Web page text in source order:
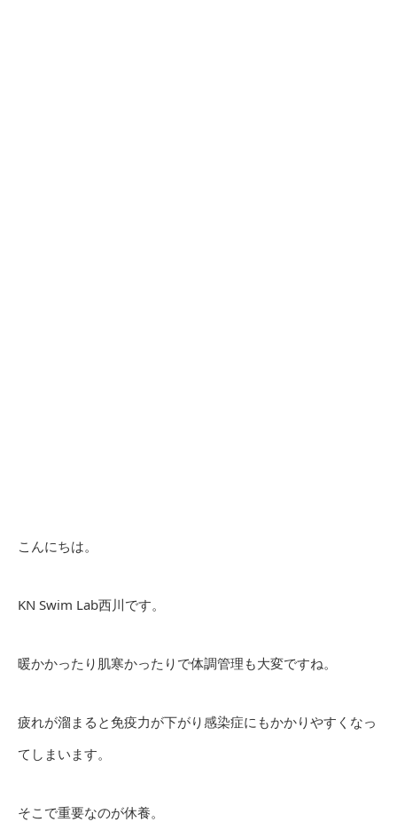
こんにちは。
KN Swim Lab西川です。
暖かかったり肌寒かったりで体調管理も大変ですね。
疲れが溜まると免疫力が下がり感染症にもかかりやすくなっ
てしまいます。
そこで重要なのが休養。